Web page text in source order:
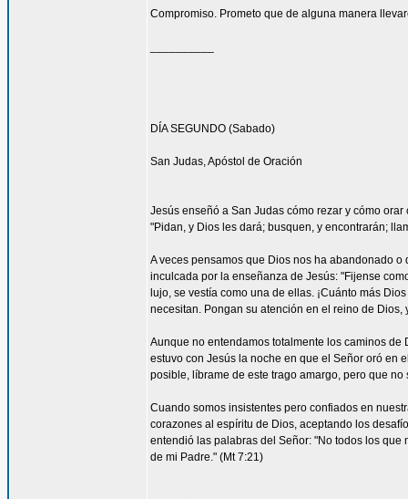
Compromiso. Prometo que de alguna manera
DÍA SEGUNDO (Sabado)
San Judas, Apóstol de Oración
Jesús enseñó a San Judas cómo rezar y cómo
"Pidan, y Dios les dará; busquen, y encontrarán;
A veces pensamos que Dios nos ha abandonado
inculcada por la enseñanza de Jesús: "Fijense
lujo, se vestía como una de ellas. ¡Cuánto más
necesitan. Pongan su atención en el reino de
Aunque no entendamos totalmente los caminos
estuvo con Jesús la noche en que el Señor oró en
posible, líbrame de este trago amargo, pero que
Cuando somos insistentes pero confiados en
corazones al espíritu de Dios, aceptando los
entendió las palabras del Señor: "No todos los
de mi Padre." (Mt 7:21)